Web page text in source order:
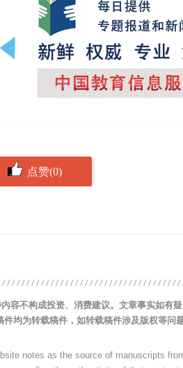
点赞(0)
容不构成投资、消费建议。文章事实如有
均为转载稿件，如转载稿件涉及版权等问
notes as the source of manuscripts